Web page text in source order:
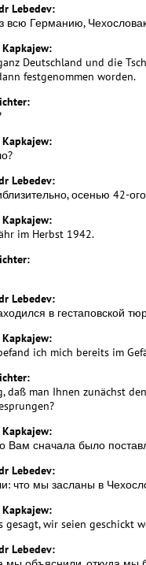
Lebedev:
всю Германию,
Deutschland und die
festgenommen worden.
Lebedev:
осенью 42-
im Herbst 1942.
Lebedev:
в гестаповской
ich mich bereits im
daß man Ihnen zunächst
Вам сначала было
Lebedev:
что мы засланы в
gesagt, wir seien geschickt
Lebedev: